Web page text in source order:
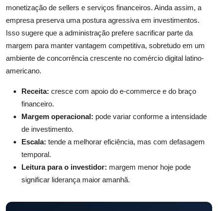
monetização de sellers e serviços financeiros. Ainda assim, a
empresa preserva uma postura agressiva em investimentos.
Isso sugere que a administração prefere sacrificar parte da
margem para manter vantagem competitiva, sobretudo em um
ambiente de concorrência crescente no comércio digital latino-
americano.
Receita: cresce com apoio do e-commerce e do braço
financeiro.
Margem operacional: pode variar conforme a intensidade
de investimento.
Escala: tende a melhorar eficiência, mas com defasagem
temporal.
Leitura para o investidor: margem menor hoje pode
significar liderança maior amanhã.